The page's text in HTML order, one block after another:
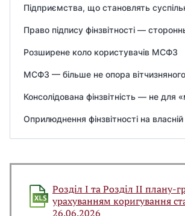
Підприємства, що становлять
Право підпису фінзвітності —
Розширене коло користувачів МСФЗ
МСФЗ — більше не опора
Консолідована фінзвітність — не для
Оприлюднення фінзвітності на власній
Розділ І та Розділ ІІ плану-
урахуванням коригування
26.06.2026